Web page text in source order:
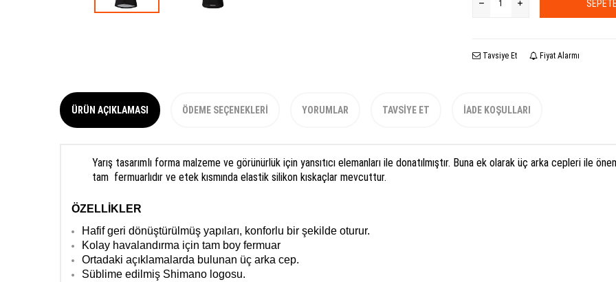
Tavsiye Et Fiyat Alarmı
ÜRÜN AÇIKLAMASI ÖDEME SEÇENEKLERI YORUMLAR TAVSIYE ET İADE KOŞULLARI
Yarış tasarımIı forma malzeme ve görünürlük için yansıtıcı elemanları ile donatılmıştır. Buna ek olarak üç arka cepleri ile
tam fermuarlıdır ve etek kısmında elastik silikon kıskaçlar mevcuttur.
ÖZELLİKLER
Hafif geri dönüştürülmüş yapıları, konforlu bir şekilde oturur.
Kolay havalandırma için tam boy fermuar
Ortadaki açıklamalarda bulunan üç arka cep.
Süblime edilmiş Shimano logosu.